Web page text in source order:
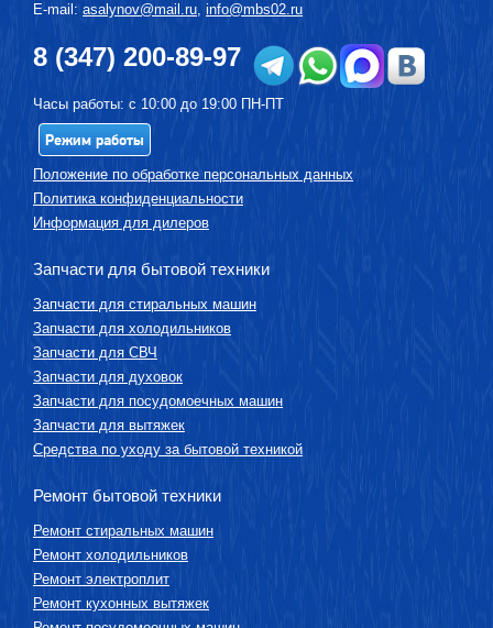
E-mail: asalynov@mail.ru, info@mbs02.ru
8 (347) 200-89-97
Часы работы: с 10:00 до 19:00 ПН-ПТ
Режим работы
Положение по обработке персональных данных
Политика конфиденциальности
Информация для дилеров
Запчасти для бытовой техники
Запчасти для стиральных машин
Запчасти для холодильников
Запчасти для СВЧ
Запчасти для духовок
Запчасти для посудомоечных машин
Запчасти для вытяжек
Средства по уходу за бытовой техникой
Ремонт бытовой техники
Ремонт стиральных машин
Ремонт холодильников
Ремонт электроплит
Ремонт кухонных вытяжек